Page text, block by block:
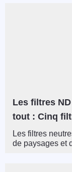
Les filtres
tout : Cinq
Les filtres
de paysages et